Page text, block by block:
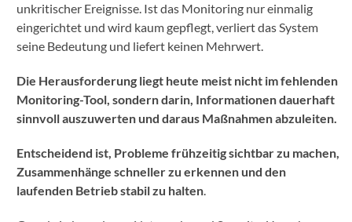
unkritischer Ereignisse. Ist das Monitoring nur einmalig
eingerichtet und wird kaum gepflegt, verliert das System
seine Bedeutung und liefert keinen Mehrwert.
Die Herausforderung liegt heute meist nicht im fehlenden
Monitoring-Tool, sondern darin, Informationen dauerhaft
sinnvoll auszuwerten und daraus Maßnahmen abzuleiten.
Entscheidend ist, Probleme frühzeitig sichtbar zu machen,
Zusammenhänge schneller zu erkennen und den
laufenden Betrieb stabil zu halten.